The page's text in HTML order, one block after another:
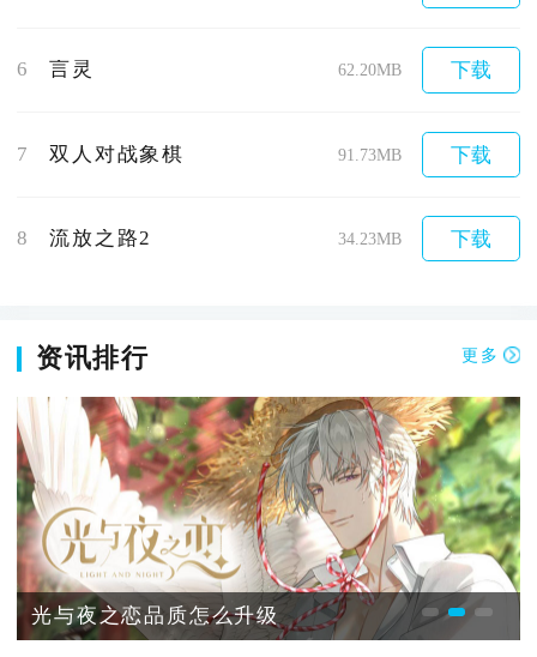
6 言灵 62.20MB 下载
7 双人对战象棋 91.73MB 下载
8 流放之路2 34.23MB 下载
资讯排行 更多
光与夜之恋品质怎么升级